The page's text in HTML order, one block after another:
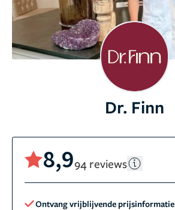
Dr. Finn
8,994 reviews
Ontvang vrijblijvende prijsinformatie